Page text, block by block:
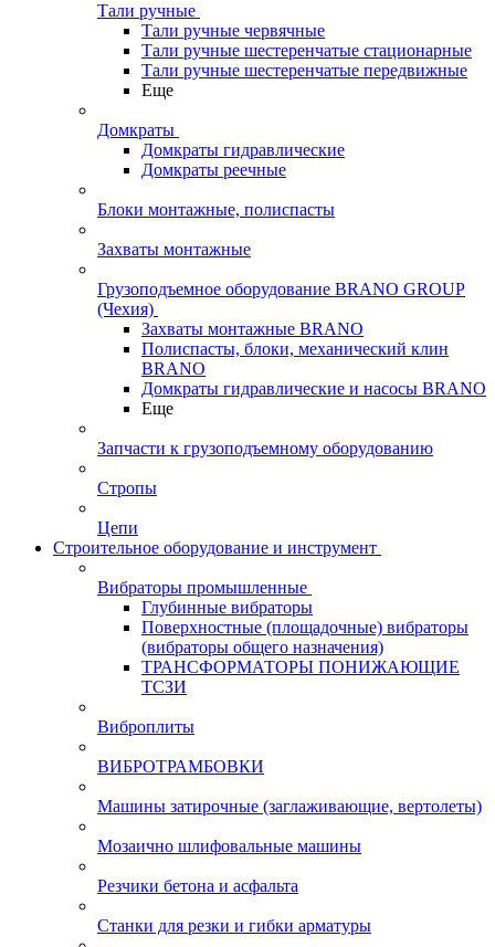
Тали ручные
Тали ручные червячные
Тали ручные шестеренчатые стационарные
Тали ручные шестеренчатые передвижные
Еще
Домкраты
Домкраты гидравлические
Домкраты реечные
Блоки монтажные, полиспасты
Захваты монтажные
Грузоподъемное оборудование BRANO GROUP
(Чехия)
Захваты монтажные BRANO
Полиспасты, блоки, механический клин
BRANO
Домкраты гидравлические и насосы BRANO
Еще
Запчасти к грузоподъемному оборудованию
Стропы
Цепи
Строительное оборудование и инструмент
Вибраторы промышленные
Глубинные вибраторы
Поверхностные (площадочные) вибраторы
(вибраторы общего назначения)
ТРАНСФОРМАТОРЫ ПОНИЖАЮЩИЕ
ТСЗИ
Виброплиты
ВИБРОТРАМБОВКИ
Машины затирочные (заглаживающие, вертолеты)
Мозаично шлифовальные машины
Резчики бетона и асфальта
Станки для резки и гибки арматуры